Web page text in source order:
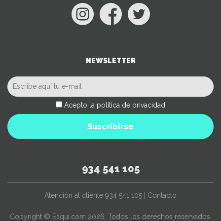
NEWSLETTER
Acepto la política de privacidad
Suscribirse
934 541 105
Atención al cliente 934 541 105 Contacto
Copyright © Esqui.com 2026. Todos los derechos reservados.